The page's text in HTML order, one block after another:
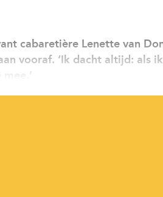
cabaretière Lenette van
vooraf. ‘Ik dacht altijd: als